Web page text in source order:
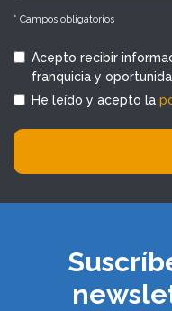
* Campos obligatorios
Acepto recibir
franquicia y
He leído y acepto la